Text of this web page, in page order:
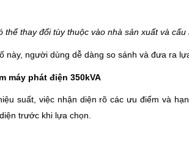
thể thay đổi tùy thuộc vào nhà sản xuất và cấu
này, người dùng dễ dàng so sánh và đưa ra
máy phát điện 350kVA
suất, việc nhận diện rõ các ưu điểm và
trước khi lựa chọn.